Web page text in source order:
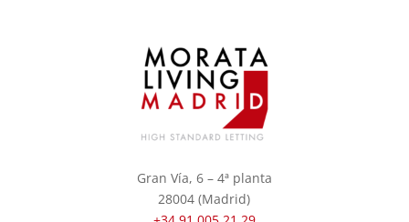
Gran Vía, 6 – 4ª planta
28004 (Madrid)